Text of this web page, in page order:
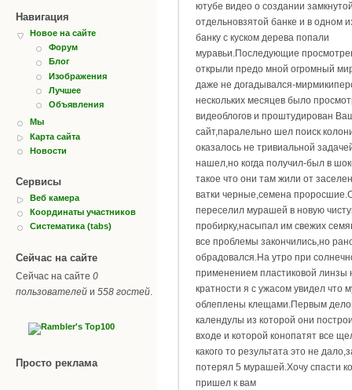
Навигация
Новое на сайте
Форум
Блог
Изображения
Лучшее
Объявления
Мы
Карта сайта
Новости
Сервисы
Веб камера
Координаты участников
Систематика (tabs)
Сейчас на сайте
Сейчас на сайте 0
пользователей и 558 гостей.
Просто реклама
ютубе видео о создании
отдельновзятой банке и в одном
банку с куском дерева попали
муравьи.Последующие
открыли предо мной огромный
даже не догадывался-
нескольких месяцев было
видеоблогов и проштудирован
сайт,паралельно шел поиск
оказалось не тривиальной
нашел,но когда получил-был в
такое что они там жили от
ватки черные,семена
переселил мурашей в новую
пробирку,насыпал им свежих
все проблемы закончились,но
обрадовался.На утро при
применением пластиковой линзы
кратности я с ужасом увидел что
облеплены клещами.Первым
календулы из которой они
входе и которой конопатят все
какого то результата это не
потерял 5 мурашей.Хочу спасти
пришел к вам